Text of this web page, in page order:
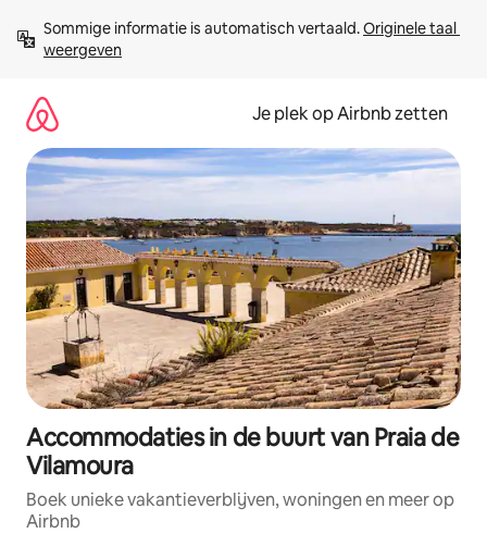
direct
naar
Sommige informatie is automatisch vertaald. Originele taal
weergeven
Je plek op Airbnb zetten
Accommodaties in de buurt van Praia de
Vilamoura
Boek unieke vakantieverblijven, woningen en meer op
Airbnb